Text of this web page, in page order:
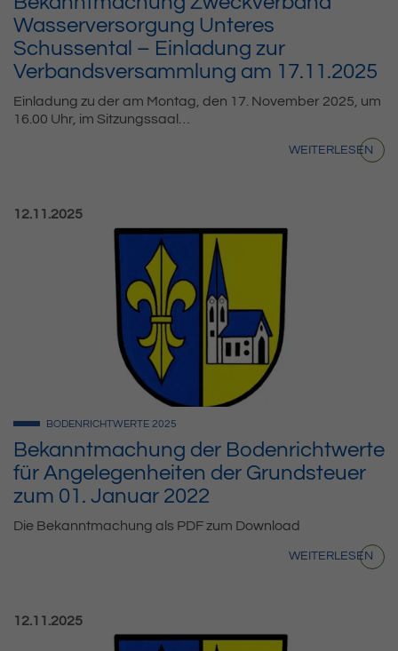
Wasserversorgung Unteres
Schussental – Einladung zur
Verbandsversammlung am 17.11.2025
Einladung zu der am Montag, den 17. November 2025, um
16.00 Uhr, im Sitzungssaal…
WEITERLESEN
Veröffentlicht am:
12.11.2025
Bekanntmachung der Bodenrichtwerte
für Angelegenheiten der Grundsteuer
zum 01. Januar 2022
BODENRICHTWERTE 2025
Die Bekanntmachung als PDF zum Download
WEITERLESEN
Veröffentlicht am:
12.11.2025